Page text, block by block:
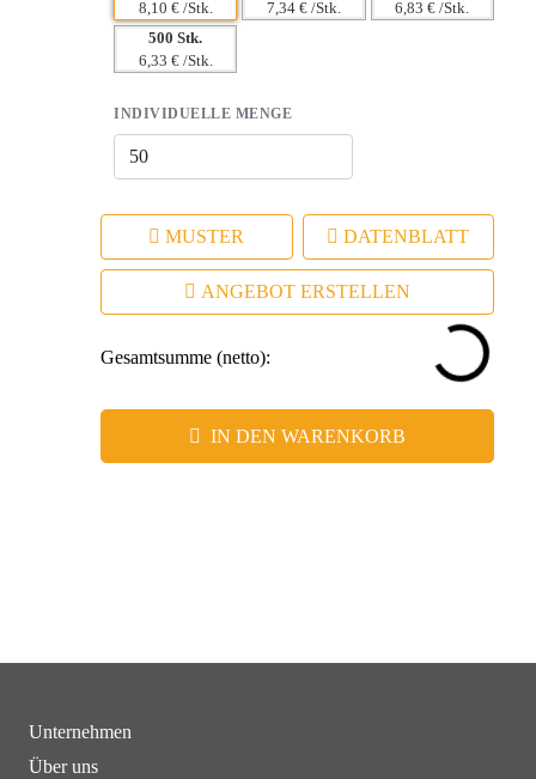
8,10 € /Stk.
7,34 € /Stk.
6,83 € /Stk.
500 Stk.
6,33 € /Stk.
INDIVIDUELLE MENGE
MUSTER DATENBLATT
ANGEBOT ERSTELLEN
Gesamtsumme (netto):
IN DEN WARENKORB
Unternehmen
Über uns